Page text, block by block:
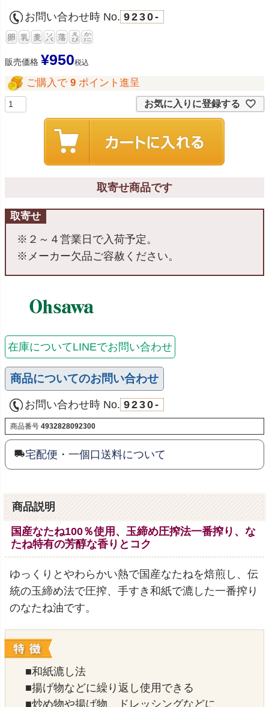
お問い合わせ時 No. 9230-
販売価格 ¥950税込
ご購入で 9 ポイント進呈
お気に入りに登録する
取寄せ商品です
取寄せ
※２～４営業日で入荷予定。
※メーカー欠品ご容赦ください。
在庫についてLINEでお問い合わせ
商品についてのお問い合わせ
お問い合わせ時 No. 9230-
商品番号 4932828092300
宅配便・一個口送料について
商品説明
国産なたね100％使用、玉締め圧搾法一番搾り、な
たね特有の芳醇な香りとコク
ゆっくりとやわらかい熱で国産なたねを焙煎し、伝
統の玉締め法で圧搾、手すき和紙で漉した一番搾り
のなたね油です。
■和紙漉し法
■揚げ物などに繰り返し使用できる
■炒め物や揚げ物、ドレッシングなどに